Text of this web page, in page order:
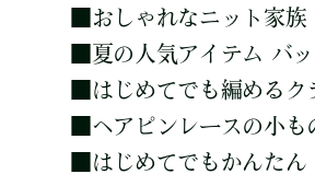
おしゃれなニット家族
夏の人気アイテム バ
はじめてでも編めるク
ヘアピンレースの小も
はじめてでもかんた